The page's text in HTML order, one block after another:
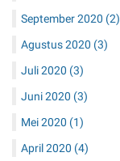
September 2020 (2)
Agustus 2020 (3)
Juli 2020 (3)
Juni 2020 (3)
Mei 2020 (1)
April 2020 (4)